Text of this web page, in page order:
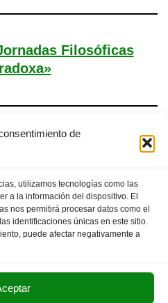
de
utilizamos tecnologías como las
a la información del dispositivo. El
nos permitirá procesar datos como el
identificaciones únicas en este sitio.
puede afectar negativamente a
Filosóficas
«Paradoxa»
PÁGINA SIGUIENTE